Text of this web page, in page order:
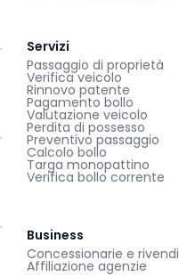
Servizi
Passaggio di proprietà
Verifica veicolo
Rinnovo patente
Pagamento bollo
Valutazione veicolo
Perdita di possesso
Preventivo passaggio
Calcolo bollo
Targa monopattino
Verifica bollo corrente
Business
Concessionarie e
Affiliazione agenzie